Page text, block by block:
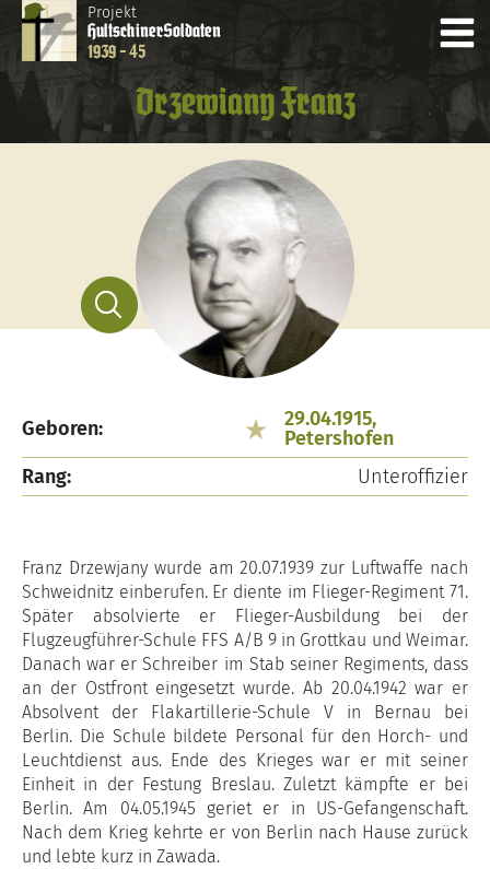
Projekt
HultschinerSoldaten
1939 - 45
Drzewiany Franz
Geboren:
29.04.1915,
Petershofen
Rang:
Unteroffizier
Franz Drzewjany wurde am 20.07.1939 zur Luftwaffe nach
Schweidnitz einberufen. Er diente im Flieger-Regiment 71.
Später absolvierte er Flieger-Ausbildung bei der
Flugzeugführer-Schule FFS A/B 9 in Grottkau und Weimar.
Danach war er Schreiber im Stab seiner Regiments, dass
an der Ostfront eingesetzt wurde. Ab 20.04.1942 war er
Absolvent der Flakartillerie-Schule V in Bernau bei
Berlin. Die Schule bildete Personal für den Horch- und
Leuchtdienst aus. Ende des Krieges war er mit seiner
Einheit in der Festung Breslau. Zuletzt kämpfte er bei
Berlin. Am 04.05.1945 geriet er in US-Gefangenschaft.
Nach dem Krieg kehrte er von Berlin nach Hause zurück
und lebte kurz in Zawada.